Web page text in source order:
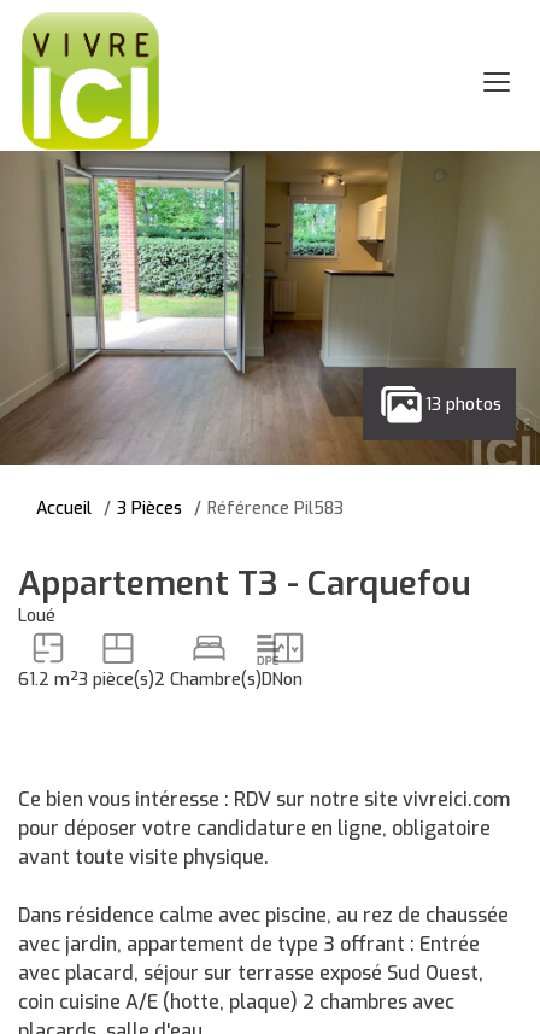
13 photos
Accueil 3 Pièces Référence Pil583
Appartement T3 - Carquefou
Loué
61.2 m²3 pièce(s)2 Chambre(s)DNon
Ce bien vous intéresse : RDV sur notre site vivreici.com
pour déposer votre candidature en ligne, obligatoire
avant toute visite physique.
Dans résidence calme avec piscine, au rez de chaussée
avec jardin, appartement de type 3 offrant : Entrée
avec placard, séjour sur terrasse exposé Sud Ouest,
coin cuisine A/E (hotte, plaque) 2 chambres avec